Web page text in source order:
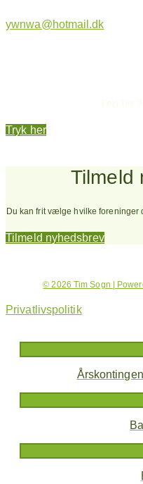
ywnwa@hotmail.dk
Tryk her
Tilmeld
Du kan frit vælge hvilke foreninger
Tilmeld nyhedsbrev
© 2026 Tim Sogn |
Privatlivspolitik